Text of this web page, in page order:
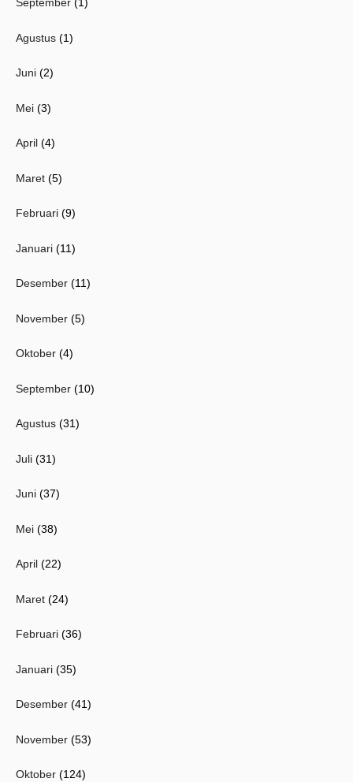
September (1)
Agustus (1)
Juni (2)
Mei (3)
April (4)
Maret (5)
Februari (9)
Januari (11)
Desember (11)
November (5)
Oktober (4)
September (10)
Agustus (31)
Juli (31)
Juni (37)
Mei (38)
April (22)
Maret (24)
Februari (36)
Januari (35)
Desember (41)
November (53)
Oktober (124)